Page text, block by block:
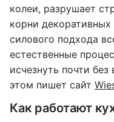
колеи, разрушает
корни
силового подхода
естественные
исчезнуть почти
этом пишет сайт
Как работают